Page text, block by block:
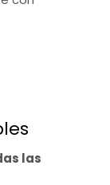
las